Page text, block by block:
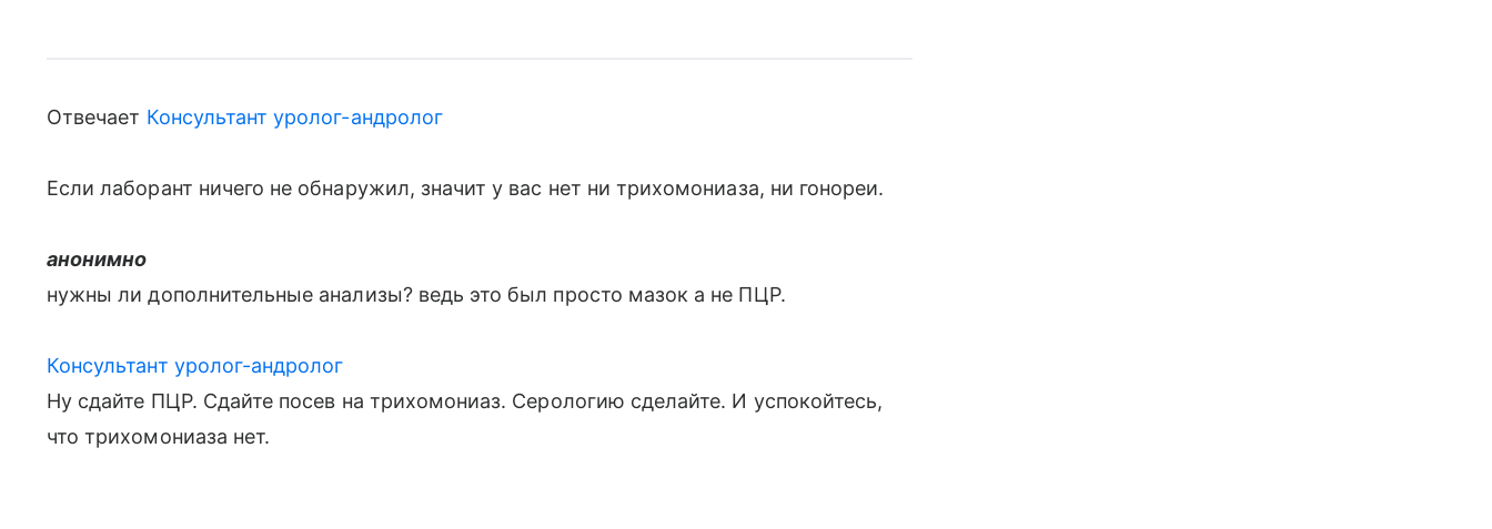
Отвечает Консультант уролог-андролог
Если лаборант ничего не обнаружил, значит у вас нет ни трихомониаза, ни гонореи.
анонимно
нужны ли дополнительные анализы? ведь это был просто мазок а не ПЦР.
Консультант уролог-андролог
Ну сдайте ПЦР. Сдайте посев на трихомониаз. Серологию сделайте. И успокойтесь,
что трихомониаза нет.